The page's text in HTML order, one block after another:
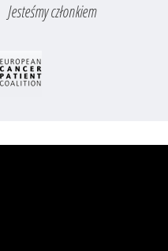
Jesteśmy członkiem